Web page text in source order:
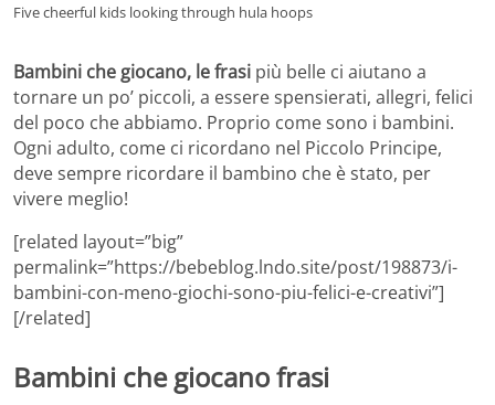
Five cheerful kids looking through hula hoops
Bambini che giocano, le frasi più belle ci aiutano a
tornare un po’ piccoli, a essere spensierati, allegri, felici
del poco che abbiamo. Proprio come sono i bambini.
Ogni adulto, come ci ricordano nel Piccolo Principe,
deve sempre ricordare il bambino che è stato, per
vivere meglio!
[related layout=”big”
permalink=”https://bebeblog.lndo.site/post/198873/i-
bambini-con-meno-giochi-sono-piu-felici-e-creativi”]
[/related]
Bambini che giocano frasi